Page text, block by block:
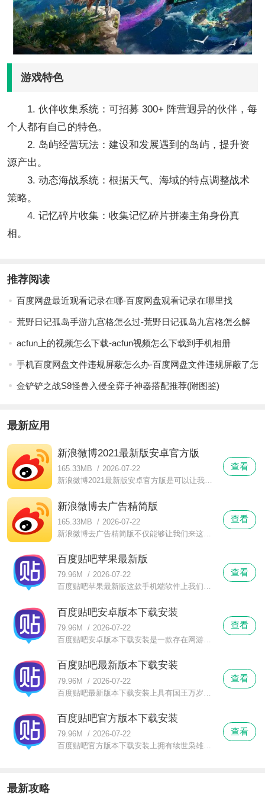
游戏特色
1. 伙伴收集系统：可招募 300+ 阵营迥异的伙伴，每
个人都有自己的特色。
2. 岛屿经营玩法：建设和发展遇到的岛屿，提升资
源产出。
3. 动态海战系统：根据天气、海域的特点调整战术
策略。
4. 记忆碎片收集：收集记忆碎片拼凑主角身份真
相。
推荐阅读
百度网盘最近观看记录在哪-百度网盘观看记录在哪里找
荒野日记孤岛手游九宫格怎么过-荒野日记孤岛九宫格怎么解
acfun上的视频怎么下载-acfun视频怎么下载到手机相册
手机百度网盘文件违规屏蔽怎么办-百度网盘文件违规屏蔽了怎
金铲铲之战S8怪兽入侵全弈子神器搭配推荐(附图鉴)
最新应用
新浪微博2021最新版安卓官方版
165.33MB / 2026-07-22
新浪微博2021最新版安卓官方版是可以让我们不断的来这里浏览到最新的动态内容的，而且我们也是可以关注自己喜欢的账号，新浪微博2021最新版安卓官方版这里的官方账号也是很丰富的。
查看
新浪微博去广告精简版
165.33MB / 2026-07-22
新浪微博去广告精简版不仅能够让我们来这里搜索到需要了解的内容，而且我们也是可以自己来发布动态的，我们可以把自己的心情和其他的想法在新浪微博去广告精简版这里说出来，同时我们也是可以设置动态的私密程度的。
查看
百度贴吧苹果最新版
79.96M / 2026-07-22
百度贴吧苹果最新版这款手机端软件上我们可以试着搜寻极品家丁吧机甲契约奴隶吧地球游戏场吧仙河风暴吧龙在边缘吧斗铠吧大漠谣吧明末边军一小兵吧宋时归吧超级科技强国吧远东之虎吧超级狂龙分身吧这些贴吧。
查看
百度贴吧安卓版本下载安装
79.96M / 2026-07-22
查看
百度贴吧最新版本下载安装
79.96M / 2026-07-22
查看
百度贴吧官方版本下载安装
79.96M / 2026-07-22
百度贴吧官方版本下载安装上拥有续世枭雄吧顶级学生吧非我倾城王爷要休妃吧特种教师吧维尼改编文库吧穿越文学吧重生之超级富二代吧古言小说吧龙组特工吧总裁小说吧大风刮过吧你好旧时光吧名门闺杀吧台言小说吧。
查看
最新攻略